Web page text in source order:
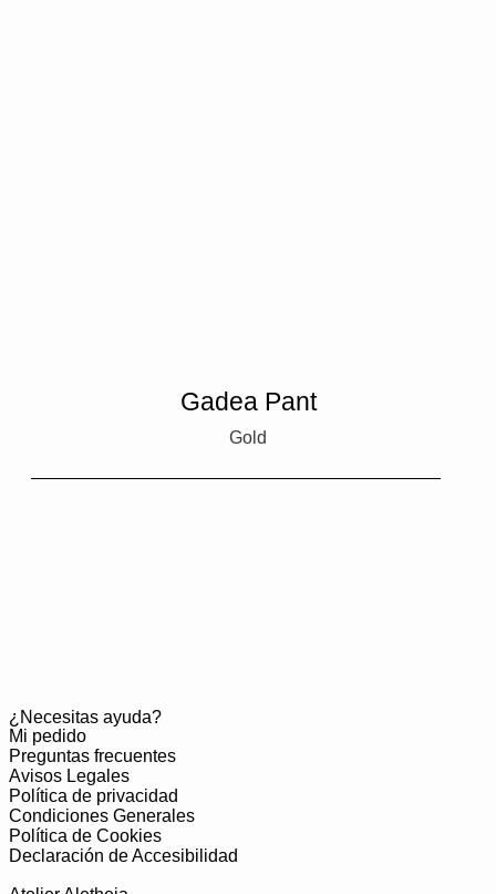
Gadea Pant
Gold
¿Necesitas ayuda?
Mi pedido
Preguntas frecuentes
Avisos Legales
Política de privacidad
Condiciones Generales
Política de Cookies
Declaración de Accesibilidad